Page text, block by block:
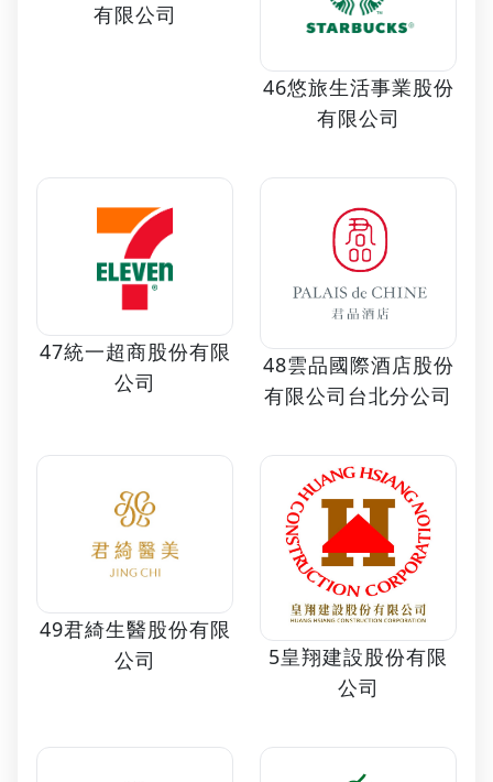
有限公司
46悠旅生活事業股份
有限公司
47統一超商股份有限
公司
48雲品國際酒店股份
有限公司台北分公司
49君綺生醫股份有限
公司
5皇翔建設股份有限
公司